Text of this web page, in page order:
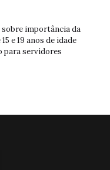
sobre importância da
e 19 anos de idade
para servidores